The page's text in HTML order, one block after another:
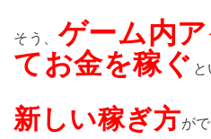
そう、ゲーム内
てお金を稼ぐ と
新しい稼ぎ方が